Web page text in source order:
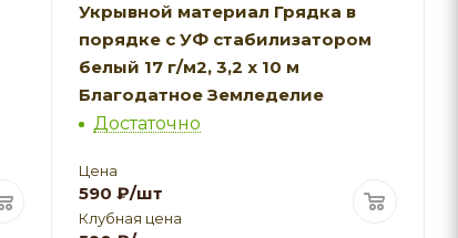
Укрывной материал Грядка в
порядке с УФ стабилизатором
белый 17 г/м2, 3,2 х 10 м
Благодатное Земледелие
Достаточно
Цена
590 ₽/шт
Клубная цена